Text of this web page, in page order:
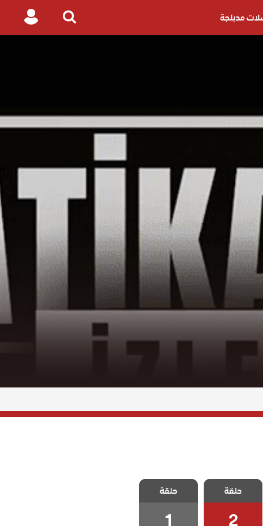
مدبلجة
Search
Login
مسلسل اثارنا
في الفاتيكان
الحلقة 2
حلقة
2
مسلسل اثارنا
في الفاتيكان
الحلقة 1
حلقة
1